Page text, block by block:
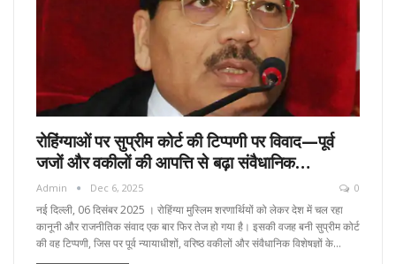
रोहिंग्याओं पर सुप्रीम कोर्ट की टिप्पणी पर विवाद—पूर्व
जजों और वकीलों की आपत्ति से बढ़ा संवैधानिक…
Admin Dec 6, 2025 0
नई दिल्ली, 06 दिसंबर 2025 । रोहिंग्या मुस्लिम शरणार्थियों को लेकर देश में चल रहा
कानूनी और राजनीतिक संवाद एक बार फिर तेज हो गया है। इसकी वजह बनी सुप्रीम कोर्ट
की वह टिप्पणी, जिस पर पूर्व न्यायाधीशों, वरिष्ठ वकीलों और संवैधानिक विशेषज्ञों के…